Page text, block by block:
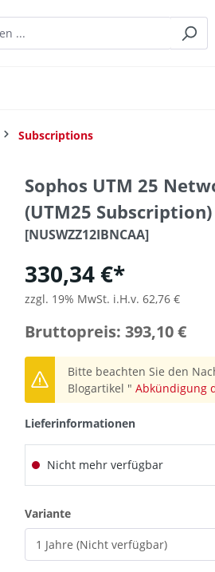
Subscriptions
Sophos UTM 25
(UTM25 Subscription)
[NUSWZZ12IBNCAA]
330,34 €*
zzgl. 19% MwSt. i.H.v. 62,76 €
Bruttopreis: 393,10 €
Bitte beachten Sie den
Blogartikel " Abkündigung
Lieferinformationen
Nicht mehr verfügbar
Varianteauswählen